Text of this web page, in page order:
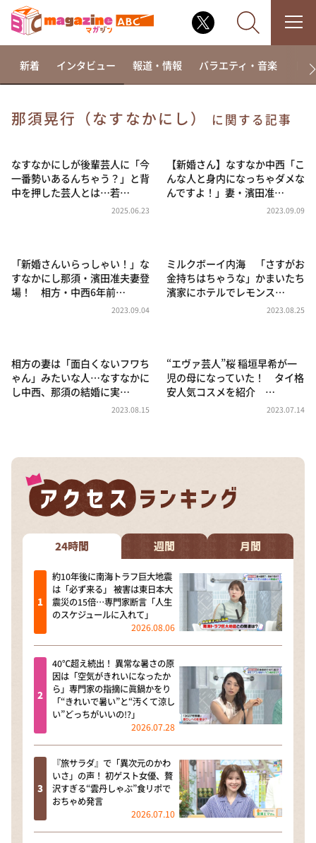
相席食堂
これ余談なんですけど・・・
～人生密着トークバラエティ！～ やすとものいたっ
news おかえり
河合＆A.B.C-Z塚田×福井アナ「なんでやねん！？」
（news おかえり）
朝だ！生です旅サラダ
教えて！ニュースライブ 正義のミカタ
ザキ山小屋本館
ぺこぱのまるスポ
アナ回覧板
新着 インタビュー 報道・情報 バラエティ・音楽 ド
那須晃行（なすなかにし） に関する記事
なすなかにしが後輩芸人に「今
一番勢いあるんちゃう？」と背
中を押した芸人とは…若…
2025.06.23
【新婚さん】なすなか中西「こ
んな人と身内になっちゃダメな
んですよ！」妻・濱田准…
2023.09.09
「新婚さんいらっしゃい！」な
すなかにし那須・濱田准夫妻登
場！ 相方・中西6年前…
2023.09.04
ミルクボーイ内海 「さすがお
金持ちはちゃうな」かまいたち
濱家にホテルでレモンス…
2023.08.25
相方の妻は「面白くないフワち
ゃん」みたいな人…なすなかに
し中西、那須の結婚に実…
2023.08.15
“エヴァ芸人”桜 稲垣早希が一
児の母になっていた！ タイ格
安人気コスメを紹介 …
2023.07.14
24時間 週間 月間
約10年後に南海トラフ巨大地震
は「必ず来る」 被害は東日本大
震災の15倍…専門家断言「人生
のスケジュールに入れて」
2026.08.06
40℃超え続出！ 異常な暑さの原
因は「空気がきれいになったか
ら」専門家の指摘に眞鍋かをり
「“きれいで暑い”と“汚くて涼し
い”どっちがいいの!?」
2026.07.28
『旅サラダ』で「異次元のかわ
いさ」の声！ 初ゲスト女優、贅
沢すぎる“雲丹しゃぶ”食リポで
おちゃめ発言
2026.07.10